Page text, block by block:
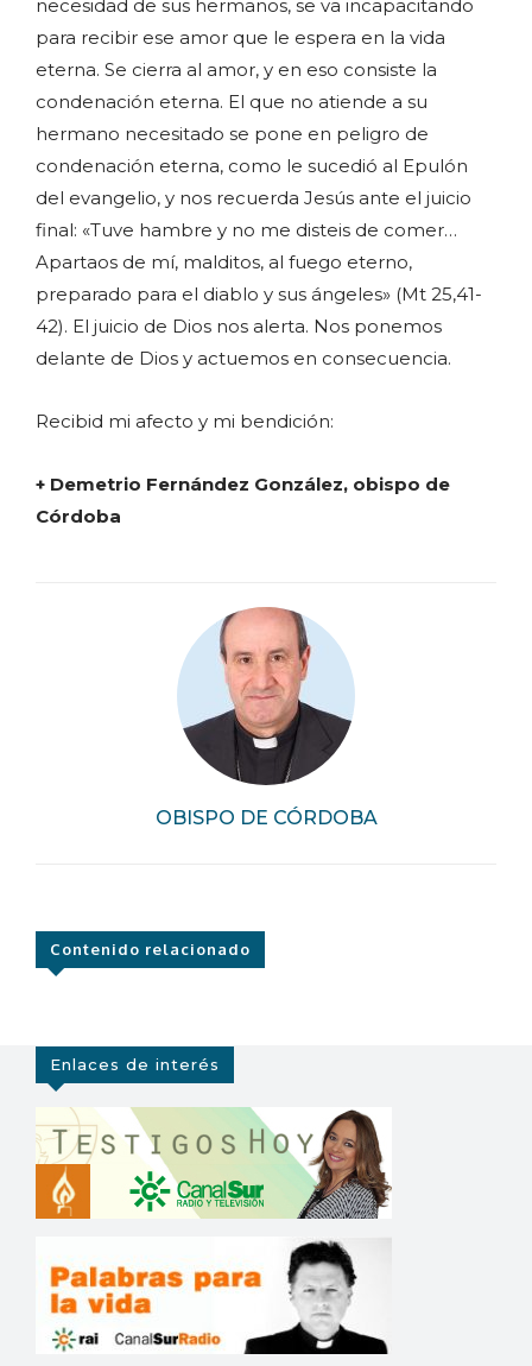
OBISPO DE CÓRDOBA
necesidad de sus hermanos, se va incapacitando
para recibir ese amor que le espera en la vida
eterna. Se cierra al amor, y en eso consiste la
condenación eterna. El que no atiende a su
hermano necesitado se pone en peligro de
condenación eterna, como le sucedió al Epulón
del evangelio, y nos recuerda Jesús ante el juicio
final: «Tuve hambre y no me disteis de comer…
Apartaos de mí, malditos, al fuego eterno,
preparado para el diablo y sus ángeles» (Mt 25,41-
42). El juicio de Dios nos alerta. Nos ponemos
delante de Dios y actuemos en consecuencia.
Recibid mi afecto y mi bendición:
+ Demetrio Fernández González, obispo de
Córdoba
Contenido relacionado
Enlaces de interés